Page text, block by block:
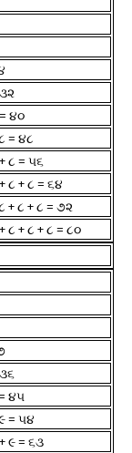
૪૦
= ૪૮
૮ = ૫૬
૮ + ૮ = ૬૪
+ ૮ + ૮ = ૭૨
૮ + ૮ + ૮ = ૮૦
૪૫
= ૫૪
૯ = ૬૩